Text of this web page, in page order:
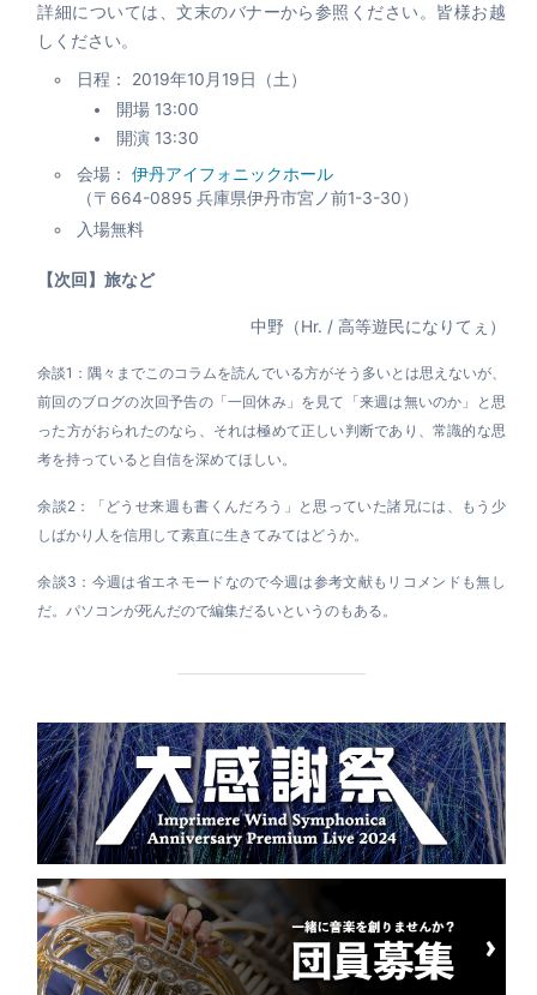
詳細については、文末のバナーから参照ください。皆様お越
しください。
日程： 2019年10月19日（土）
開場 13:00
開演 13:30
会場：伊丹アイフォニックホール
（〒664-0895 兵庫県伊丹市宮ノ前1-3-30）
入場無料
【次回】旅など
中野（Hr. / 高等遊民になりてぇ）
余談1：隅々までこのコラムを読んでいる方がそう多いとは思えないが、
前回のブログの次回予告の「一回休み」を見て「来週は無いのか」と思
った方がおられたのなら、それは極めて正しい判断であり、常識的な思
考を持っていると自信を深めてほしい。
余談2：「どうせ来週も書くんだろう」と思っていた諸兄には、もう少
しばかり人を信用して素直に生きてみてはどうか。
余談3：今週は省エネモードなので今週は参考文献もリコメンドも無し
だ。パソコンが死んだので編集だるいというのもある。